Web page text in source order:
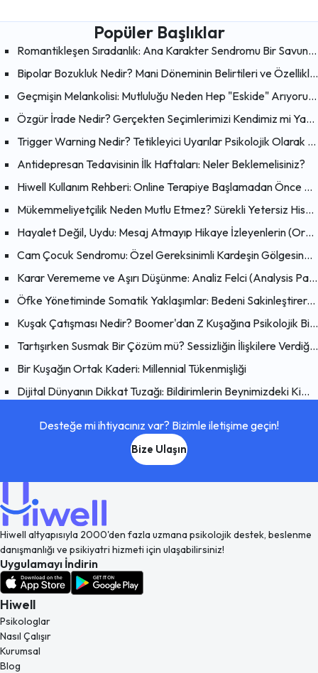
Popüler Başlıklar
Romantikleşen Sıradanlık: Ana Karakter Sendromu Bir Savunma Mekanizması mı?
Bipolar Bozukluk Nedir? Mani Döneminin Belirtileri ve Özellikleri
Geçmişin Melankolisi: Mutluluğu Neden Hep "Eskide" Arıyoruz?
Özgür İrade Nedir? Gerçekten Seçimlerimizi Kendimiz mi Yapıyoruz?
Trigger Warning Nedir? Tetikleyici Uyarılar Psikolojik Olarak Faydalı mı?
Antidepresan Tedavisinin İlk Haftaları: Neler Beklemelisiniz?
Hiwell Kullanım Rehberi: Online Terapiye Başlamadan Önce Bilmeniz Gerekenler
Mükemmeliyetçilik Neden Mutlu Etmez? Sürekli Yetersiz Hissetmenin Psikolojik Nedenleri
Hayalet Değil, Uydu: Mesaj Atmayıp Hikaye İzleyenlerin (Orbiting) Psikolojisi
Cam Çocuk Sendromu: Özel Gereksinimli Kardeşin Gölgesinde Büyümek
Karar Verememe ve Aşırı Düşünme: Analiz Felci (Analysis Paralysis) Nedir?
Öfke Yönetiminde Somatik Yaklaşımlar: Bedeni Sakinleştirerek Zihni Dönüştürmenin Bilimsel Yolları
Kuşak Çatışması Nedir? Boomer'dan Z Kuşağına Psikolojik Bir Bakış
Tartışırken Susmak Bir Çözüm mü? Sessizliğin İlişkilere Verdiği Zarar
Bir Kuşağın Ortak Kaderi: Millennial Tükenmişliği
Dijital Dünyanın Dikkat Tuzağı: Bildirimlerin Beynimizdeki Kimyasal Etkisi
Desteğe mi ihtiyacınız var? Bizimle iletişime geçin!
Bize Ulaşın
Hiwell altyapısıyla 2000'den fazla uzmana psikolojik destek, beslenme
danışmanlığı ve psikiyatri hizmeti için ulaşabilirsiniz!
Uygulamayı İndirin
Hiwell
Psikologlar
Nasıl Çalışır
Kurumsal
Blog